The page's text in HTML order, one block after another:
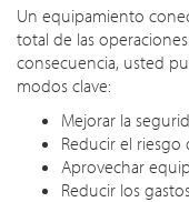
Un equipamiento
total de las
consecuencia, usted
modos clave:
Mejorar la
Reducir el
Aprovechar
Reducir los